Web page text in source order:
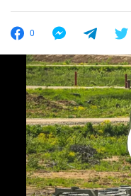
0